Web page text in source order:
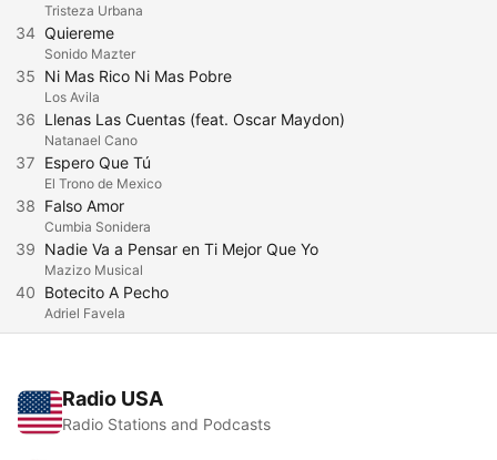
Tristeza Urbana
34 Quiereme
Sonido Mazter
35 Ni Mas Rico Ni Mas Pobre
Los Avila
36 Llenas Las Cuentas (feat. Oscar Maydon)
Natanael Cano
37 Espero Que Tú
El Trono de Mexico
38 Falso Amor
Cumbia Sonidera
39 Nadie Va a Pensar en Ti Mejor Que Yo
Mazizo Musical
40 Botecito A Pecho
Adriel Favela
Radio USA
Radio Stations and Podcasts